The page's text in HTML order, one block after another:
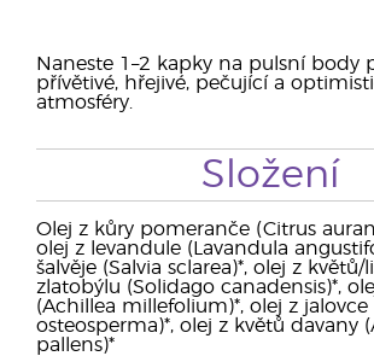
Naneste 1–2 kapky na pulsní body
přívětivé, hřejivé, pečující a
atmosféry.
Složení
Olej z kůry pomeranče (Citrus
olej z levandule (Lavandula
šalvěje (Salvia sclarea)*, olej z
zlatobýlu (Solidago canadensis)*,
(Achillea millefolium)*, olej z jalovce
osteosperma)*, olej z květů davany
pallens)*